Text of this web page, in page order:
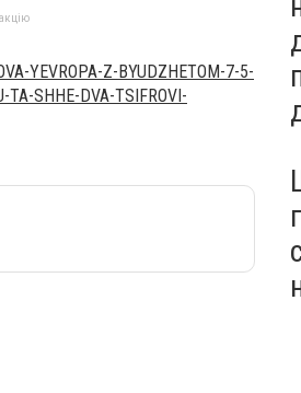
YEVROPA-Z-BYUDZHETOM-7-5-
TA-SHHE-DVA-TSIFROVI-